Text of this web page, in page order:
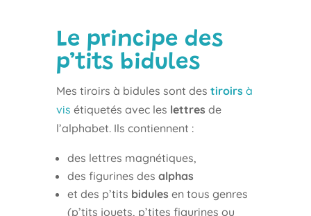
Le principe des
p’tits bidules
Mes tiroirs à bidules sont des tiroirs à
vis étiquetés avec les lettres de
l’alphabet. Ils contiennent :
des lettres magnétiques,
des figurines des alphas
et des p’tits bidules en tous genres
(p’tits jouets, p’tites figurines ou